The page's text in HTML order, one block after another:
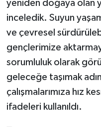
yeniden doğaya olan
inceledik. Suyun
ve çevresel
gençlerimize
sorumluluk olarak
geleceğe taşımak
çalışmalarımıza hız
ifadeleri kullanıldı.